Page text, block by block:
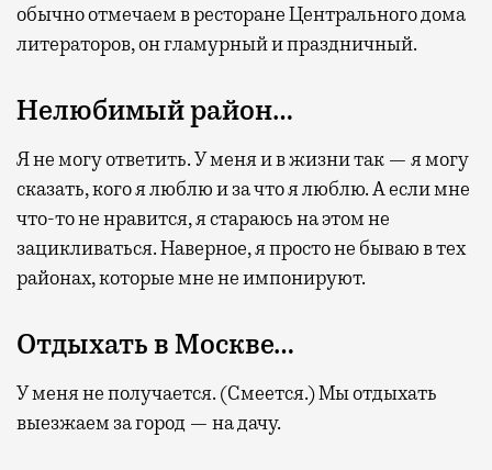
обычно отмечаем в ресторане Центрального дома
литераторов, он гламурный и праздничный.
Нелюбимый район…
Я не могу ответить. У меня и в жизни так — я могу
сказать, кого я люблю и за что я люблю. А если мне
что-то не нравится, я стараюсь на этом не
зацикливаться. Наверное, я просто не бываю в тех
районах, которые мне не импонируют.
Отдыхать в Москве…
У меня не получается. (Смеется.) Мы отдыхать
выезжаем за город — на дачу.